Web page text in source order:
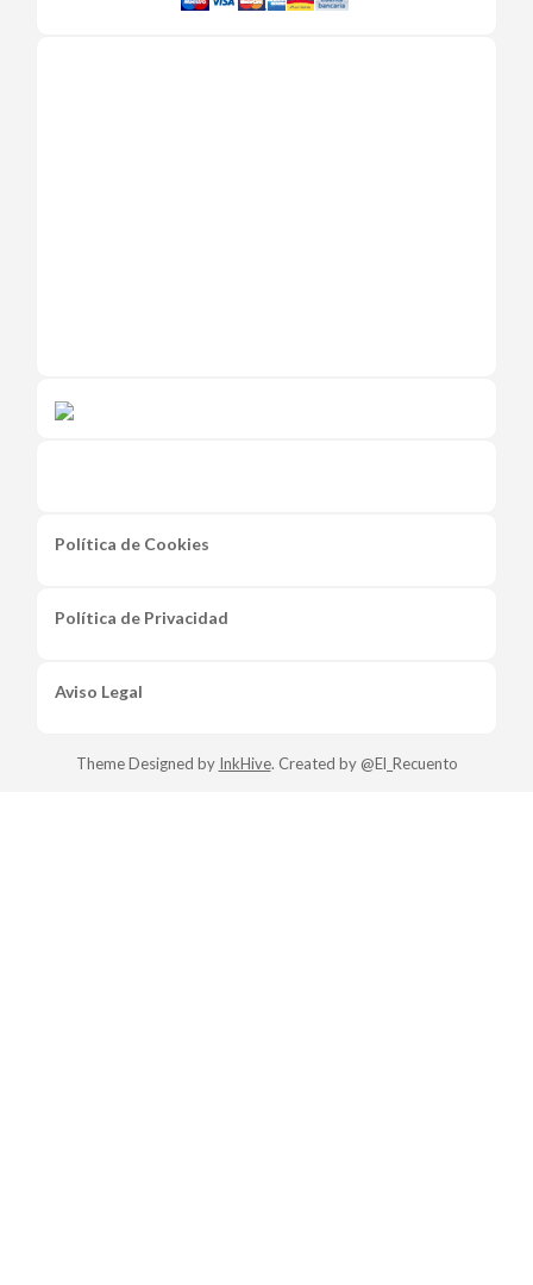
Política de Cookies
Política de Privacidad
Aviso Legal
Theme Designed by InkHive. Created by @El_Recuento